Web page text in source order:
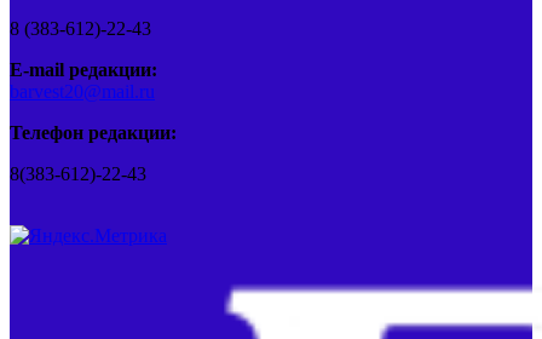
8 (383-612)-22-43
E-mail редакции:
barvest20@mail.ru
Телефон редакции:
8(383-612)-22-43